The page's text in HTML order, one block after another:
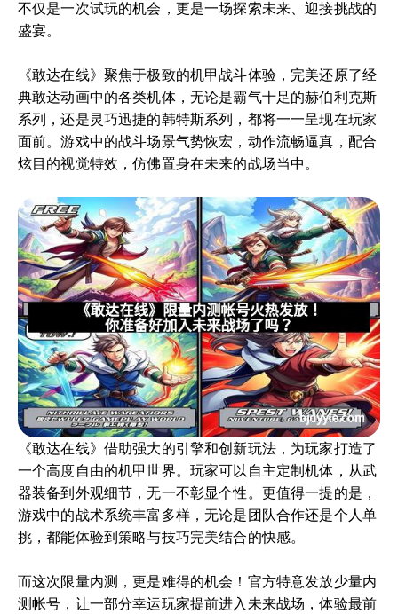
不仅是一次试玩的机会，更是一场探索未来、迎接挑战的
盛宴。
《敢达在线》聚焦于极致的机甲战斗体验，完美还原了经
典敢达动画中的各类机体，无论是霸气十足的赫伯利克斯
系列，还是灵巧迅捷的韩特斯系列，都将一一呈现在玩家
面前。游戏中的战斗场景气势恢宏，动作流畅逼真，配合
炫目的视觉特效，仿佛置身在未来的战场当中。
《敢达在线》借助强大的引擎和创新玩法，为玩家打造了
一个高度自由的机甲世界。玩家可以自主定制机体，从武
器装备到外观细节，无一不彰显个性。更值得一提的是，
游戏中的战术系统丰富多样，无论是团队合作还是个人单
挑，都能体验到策略与技巧完美结合的快感。
而这次限量内测，更是难得的机会！官方特意发放少量内
测帐号，让一部分幸运玩家提前进入未来战场，体验最前